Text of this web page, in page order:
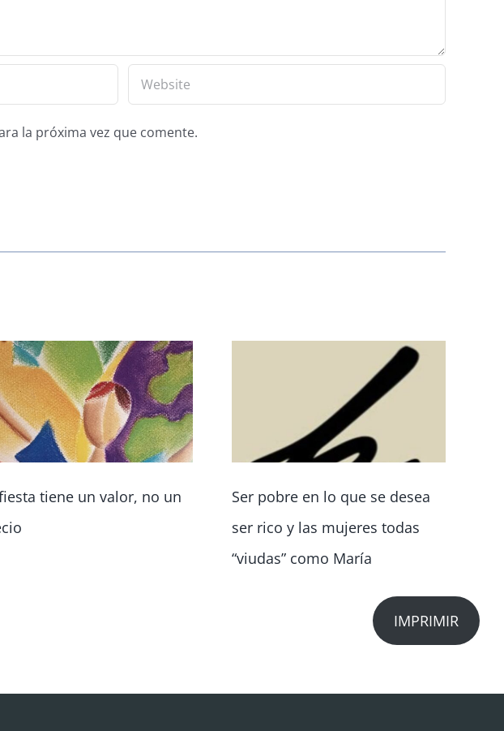
la próxima vez que comente.
tiene un valor, no un
Ser pobre en lo que se desea
ser rico y las mujeres todas
“viudas” como María
IMPRIMIR